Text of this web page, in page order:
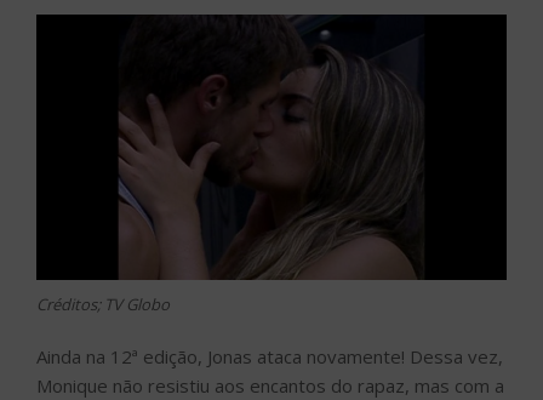
Créditos; TV Globo
Ainda na 12ª edição, Jonas ataca novamente! Dessa vez,
Monique não resistiu aos encantos do rapaz, mas com a